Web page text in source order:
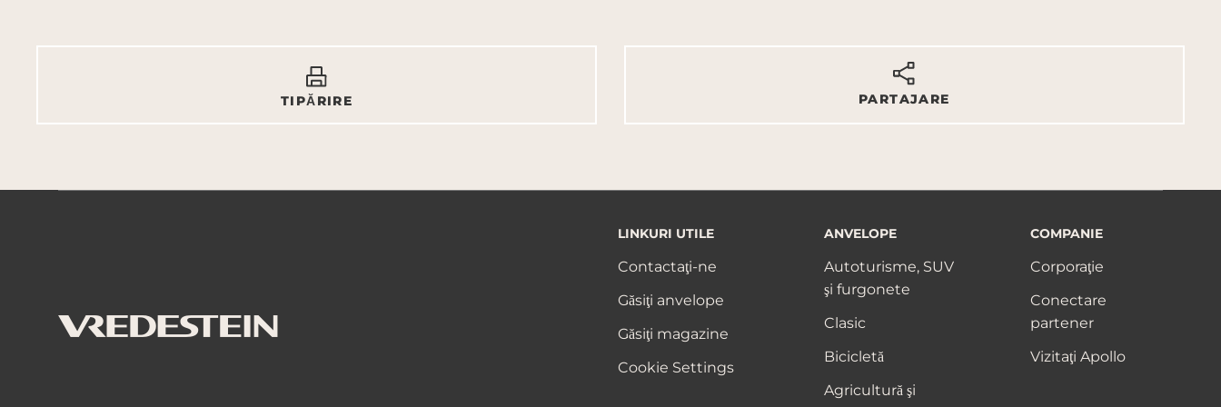
TIPĂRIRE PARTAJARE
LINKURI UTILE
Contactaţi-ne
Găsiţi anvelope
Găsiţi magazine
Cookie Settings
ANVELOPE
Autoturisme, SUV
şi furgonete
Clasic
Bicicletă
Agricultură şi
COMPANIE
Corporaţie
Conectare
partener
Vizitaţi Apollo